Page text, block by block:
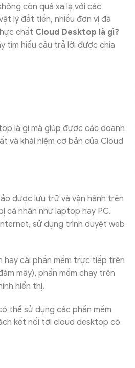
còn quá xa lạ với các
lý đắt tiền, nhiều đơn vị đã
chất Cloud Desktop là gì?
tìm hiểu câu trả lời được chia
là gì mà giúp được các doanh
và khái niệm cơ bản của Cloud
được lưu trữ và vận hành trên
cá nhân như laptop hay PC.
sử dụng trình duyệt web
hay cài phần mềm trực tiếp trên
mây), phần mềm chạy trên
hiển thị.
thể sử dụng các phần mềm
kết nối tới cloud desktop có